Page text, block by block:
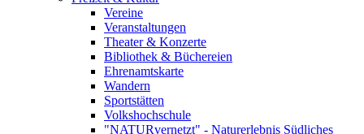
Vereine
Veranstaltungen
Theater & Konzerte
Bibliothek & Büchereien
Ehrenamtskarte
Wandern
Sportstätten
Volkshochschule
"NATURvernetzt" - Naturerlebnis Südliches